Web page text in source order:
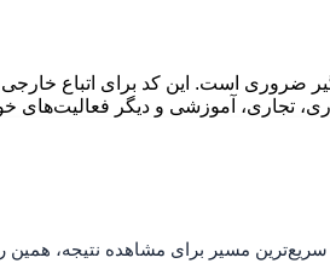
ضروری است. این کد برای اتباع
تجاری، آموزشی و دیگر فعالیت‌های
سریع‌ترین مسیر برای مشاهده نتیجه،